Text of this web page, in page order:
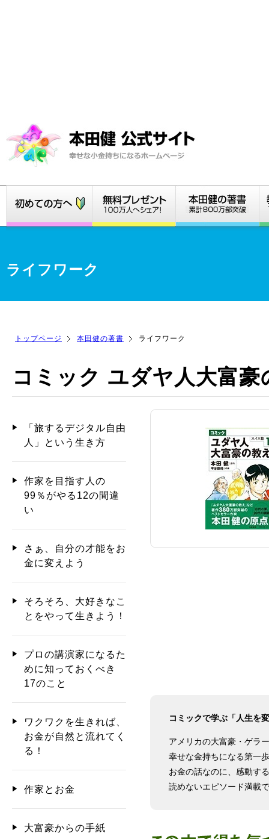
ライフワーク
トップページ 本田健の著書 ライフワーク
コミック ユダヤ人大富
コミックで学ぶ「人生を
アメリカの大富豪・ゲラ
幸せな金持ちになる第一
お金の話なのに、感動す
読めないエピソード満載
「旅するデジタル自由
人」という生き方
作家を目指す人の
99％がやる12の間違
い
さぁ、自分の才能をお
金に変えよう
そろそろ、大好きなこ
とをやって生きよう！
プロの講演家になるた
めに知っておくべき
17のこと
ワクワクを生きれば、
お金が自然と流れてく
る！
作家とお金
大富豪からの手紙